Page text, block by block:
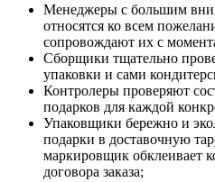
Менеджеры с большим
относятся ко всем
сопровождают их с
Сборщики тщательно
упаковки и сами
Контролеры проверяют
подарков для каждой
Упаковщики бережно и
подарки в доставочную
маркировщик обклеивает
договора заказа;